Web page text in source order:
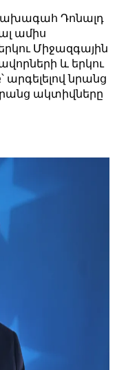
Դոնալդ
ամիս
Միջազգային
և երկու
նրանց
ակտիվները